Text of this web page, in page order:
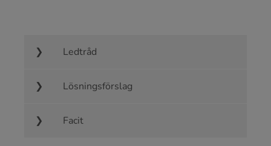
Ledtråd
Lösningsförslag
Facit